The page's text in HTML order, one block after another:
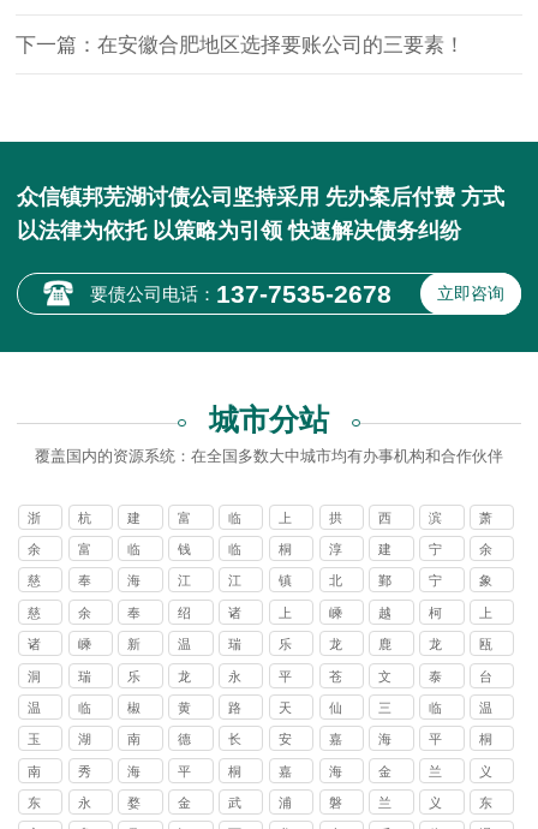
下一篇：在安徽合肥地区选择要账公司的三要素！
众信镇邦芜湖讨债公司坚持采用 先办案后付费 方式
以法律为依托 以策略为引领 快速解决债务纠纷
要债公司电话： 137-7535-2678 立即咨询
城市分站
覆盖国内的资源系统：在全国多数大中城市均有办事机构和合作伙伴
浙
江
杭
州
讨
债
公
司
建
德
富
阳
临
安
上
城
区
讨
债
公
司
拱
墅
区
讨
债
公
司
西
湖
区
讨
债
公
司
滨
江
区
讨
债
公
司
萧
山
区
讨
债
公
司
余
杭
区
讨
债
公
司
富
阳
区
讨
债
公
司
临
平
区
讨
债
公
司
钱
塘
区
讨
债
公
司
临
安
区
讨
债
公
司
桐
庐
县
讨
债
公
司
淳
安
县
讨
债
公
司
建
德
市
讨
债
公
司
宁
波
讨
债
公
司
余
姚
慈
溪
奉
化
海
曙
区
讨
债
公
司
江
东
区
讨
债
公
司
江
北
区
讨
债
公
司
镇
海
区
讨
债
公
司
北
仑
区
讨
债
公
司
鄞
州
区
讨
债
公
司
宁
海
县
讨
债
公
司
象
山
县
讨
债
公
司
慈
溪
市
讨
债
公
司
余
姚
市
讨
债
公
司
奉
化
市
讨
债
公
司
绍
兴
讨
债
公
司
诸
暨
讨
债
公
司
上
虞
嵊
州
越
城
区
讨
债
公
司
柯
桥
区
讨
债
公
司
上
虞
区
讨
债
公
司
诸
暨
市
讨
债
公
司
嵊
州
市
讨
债
公
司
新
昌
县
讨
债
公
司
温
州
讨
债
公
司
瑞
安
乐
清
龙
港
鹿
城
区
讨
债
公
司
龙
湾
区
讨
债
公
司
瓯
海
区
讨
债
公
司
洞
头
区
讨
债
公
瑞
安
市
讨
债
公
乐
清
市
讨
债
公
龙
港
市
讨
债
公
永
嘉
县
讨
债
公
平
阳
县
讨
债
公
苍
南
县
讨
债
公
文
成
县
讨
债
公
泰
顺
县
讨
债
公
台
州
讨
债
公
司
温
岭
临
海
‌椒
江
区
讨
债
黄
岩
区‌
讨
债
路
桥
区
讨
债
天
台
县
讨
债
仙
居
县
讨
债
三
门
县
讨
债
临
海
市
讨
债
温
岭
市
讨
债
玉
环
市
讨
湖
州
南
浔
区
讨
德
清
县
讨
长
兴
县
讨
安
吉
县
讨
嘉
兴
讨
债
海
宁
平
湖
桐
乡
南
湖
区
秀
洲
区
海
宁
市
平
湖
市
桐
乡
市
嘉
善
县
海
盐
县
金
华
讨
兰
溪
义
乌
讨
东
永
婺
金
武
浦
磐
兰
义
东